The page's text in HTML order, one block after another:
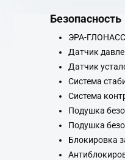
Безопасность
ЭРА-ГЛОНАСС
Датчик
Датчик
Система
Система
Подушка
Подушка
Блокировка